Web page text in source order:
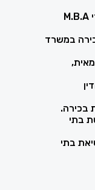
בשנת 2000 סיימה בהצטיינות יתרה לימודי M.B.A
שכירה במשרד
עצמאית,
בתי
נשיאת בתי